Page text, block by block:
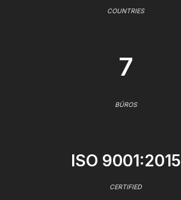
COUNTRIES
7
BÜROS
ISO 9001:2015
CERTIFIED